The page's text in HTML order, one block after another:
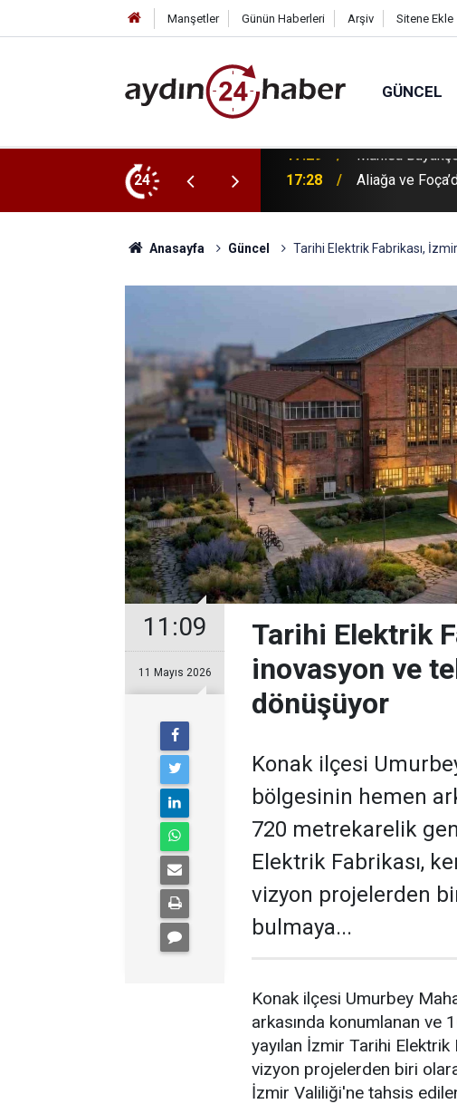
Manşetler Günün Haberleri Arşiv Sitene Ekle
GÜNCEL
24
İşyeri Sertifikası 17:28 Aliağa ve
Anasayfa Güncel Tarihi Elektrik Fabrikası,
11:09
11 Mayıs 2026
Tarihi Elektrik
inovasyon ve
dönüşüyor
Konak ilçesi
bölgesinin hemen
720 metrekarelik
Elektrik Fabrikası,
vizyon projelerden
bulmaya...
Konak ilçesi Umurbey
arkasında konumlanan ve
yayılan İzmir Tarihi
vizyon projelerden biri
İzmir Valiliği'ne tahsis